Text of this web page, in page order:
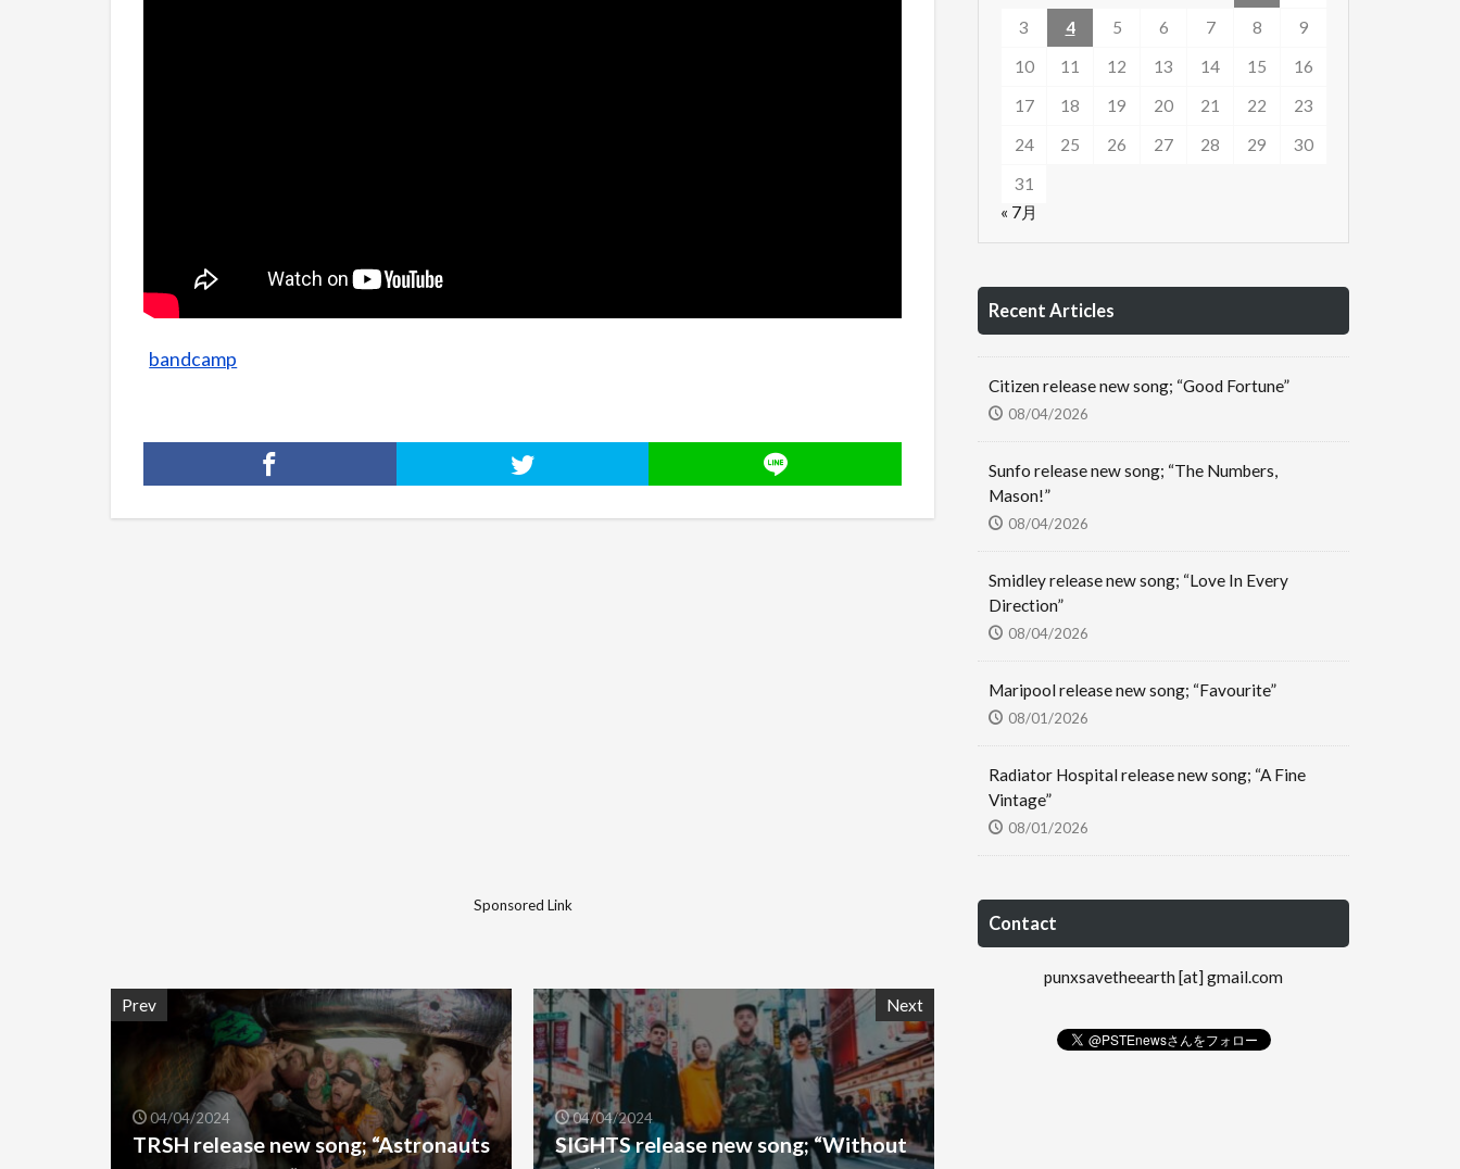
bandcamp
Sponsored Link
Prev
04/04/2024
TRSH release new song; “Astronauts
Next
04/04/2024
SIGHTS release new song; “Without
3
4 5 6 7 8
9
10
11 12 13 14 15
16
17
18 19 20 21 22
23
24
25 26 27 28 29
30
31
« 7月
Recent Articles
Citizen release new song; “Good Fortune”
08/04/2026
Sunfo release new song; “The Numbers,
Mason!”
08/04/2026
Smidley release new song; “Love In Every
Direction”
08/04/2026
Maripool release new song; “Favourite”
08/01/2026
Radiator Hospital release new song; “A Fine
Vintage”
08/01/2026
Contact
punxsavetheearth [at] gmail.com